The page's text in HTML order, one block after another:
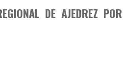
DE AJEDREZ